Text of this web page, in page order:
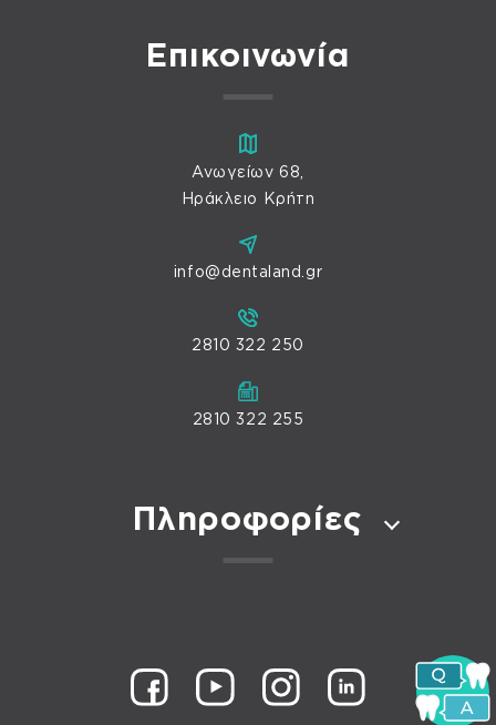
Επικοινωνία
Ανωγείων 68,
Ηράκλειο Κρήτη
info@dentaland.gr
2810 322 250
2810 322 255
Πληροφορίες